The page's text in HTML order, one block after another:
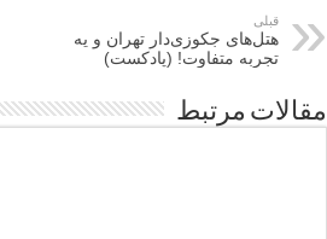
قبلی
هتل‌های جکوزی‌دار تهران و یه
تجربه متفاوت! (پادکست)
مقالات مرتبط